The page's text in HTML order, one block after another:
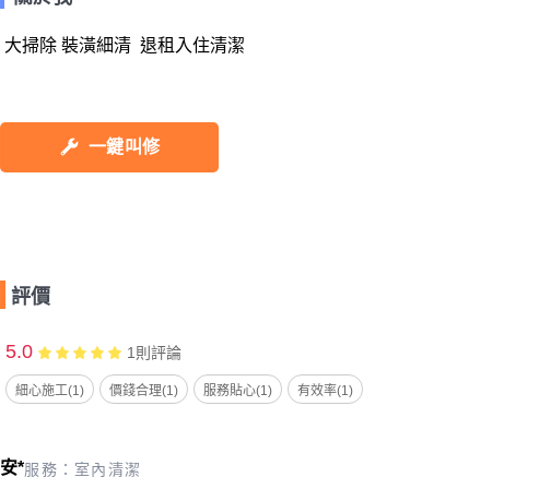
大掃除 裝潢細清  退租入住清潔
一鍵叫修
評價
5.0 1 則評論
細心施工(1) 價錢合理(1) 服務貼心(1) 有效率(1)
安*服務： 室內清潔